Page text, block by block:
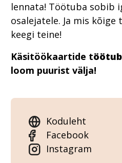
lennata! Töötuba sobib
osalejatele. Ja mis
keegi teine!
Käsitöökaartide t
loom puurist välja!
Koduleht
Facebook
Instagram